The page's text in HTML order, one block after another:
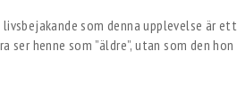
som denna upplevelse är ett
henne som ”äldre”, utan som den hon